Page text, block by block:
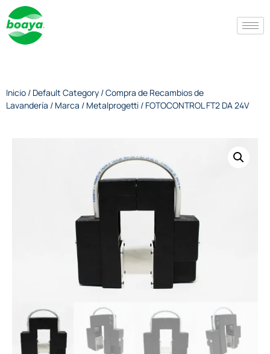
Inicio / Default Category /Compra de Recambios de
Lavandería / Marca / Metalprogetti / FOTOCONTROL FT2 DA 24V